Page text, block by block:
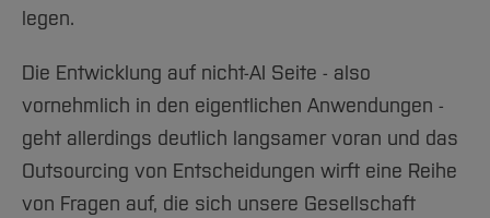
legen.
Die Entwicklung auf nicht-AI Seite - also
vornehmlich in den eigentlichen Anwendungen -
geht allerdings deutlich langsamer voran und das
Outsourcing von Entscheidungen wirft eine Reihe
von Fragen auf, die sich unsere Gesellschaft